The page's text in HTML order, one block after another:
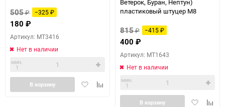
505₽ −325₽
180 ₽
Артикул: MT3416
Нет в наличии
мин.
1
ДобавитьДобавить
В корзину
Ветерок, Буран, Нептун)
пластиковый штуцер М8
815₽ −415₽
400 ₽
Артикул: MT1643
Нет в наличии
мин.
1
Добавить
В корзину